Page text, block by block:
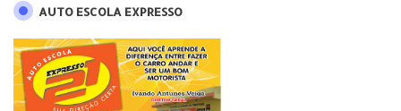
AUTO ESCOLA EXPRESSO